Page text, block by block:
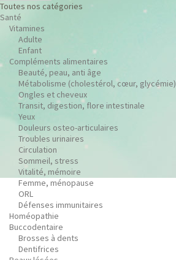
Toutes nos catégories
Santé
Vitamines
Adulte
Enfant
Compléments alimentaires
Beauté, peau, anti âge
Métabolisme (cholestérol, cœur, glycémie)
Ongles et cheveux
Transit, digestion, flore intestinale
Yeux
Douleurs osteo-articulaires
Troubles urinaires
Circulation
Sommeil, stress
Vitalité, mémoire
Femme, ménopause
ORL
Défenses immunitaires
Homéopathie
Buccodentaire
Brosses à dents
Dentifrices